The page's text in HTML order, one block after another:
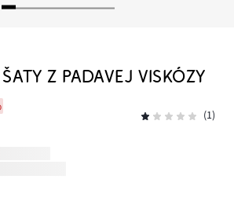
Z PADAVEJ VISKÓZY
(1)